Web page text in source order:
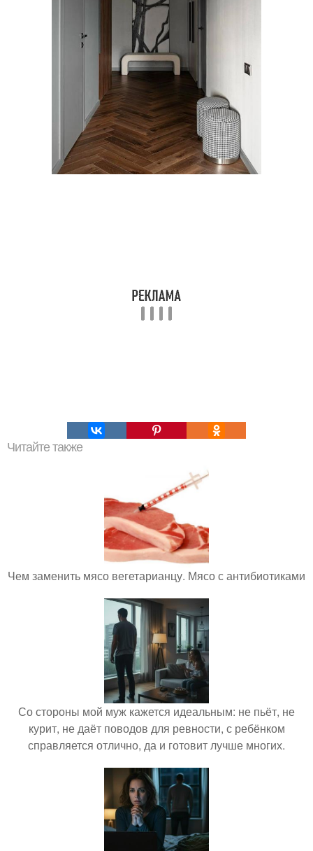
Читайте также
Чем заменить мясо вегетарианцу. Мясо с антибиотиками
Со стороны мой муж кажется идеальным: не пьёт, не
курит, не даёт поводов для ревности, с ребёнком
справляется отлично, да и готовит лучше многих.